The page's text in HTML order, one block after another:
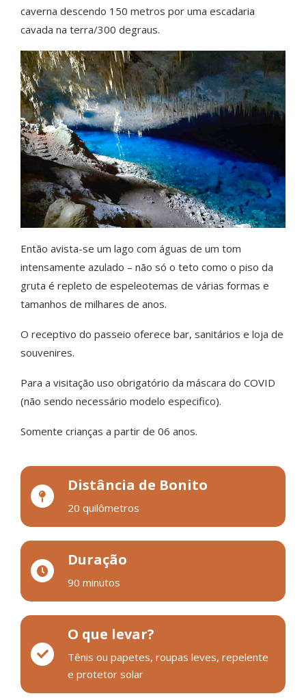
caverna descendo 150 metros por uma escadaria
cavada na terra/300 degraus.
Então avista-se um lago com águas de um tom
intensamente azulado – não só o teto como o piso da
gruta é repleto de espeleotemas de várias formas e
tamanhos de milhares de anos.
O receptivo do passeio oferece bar, sanitários e loja de
souvenires.
Para a visitação uso obrigatório da máscara do COVID
(não sendo necessário modelo especifico).
Somente crianças a partir de 06 anos.
Distância de Bonito
20 quilômetros
Duração
90 minutos
O que levar?
Tênis ou papetes, roupas leves, repelente
e protetor solar